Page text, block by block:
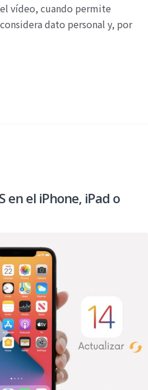
vídeo, cuando permite
dato personal y, por
en el iPhone, iPad o